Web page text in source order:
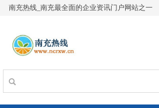
南充热线_南充最全面的企业资讯门户网站之一